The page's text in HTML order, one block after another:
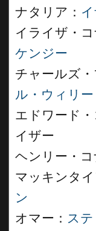
ナタリア：
イライザ・コ
ケンジー
チャールズ・
ル・ウィリー
エドワード
イザー
ヘンリー・
マッキンタイ
ン
オマー： ス